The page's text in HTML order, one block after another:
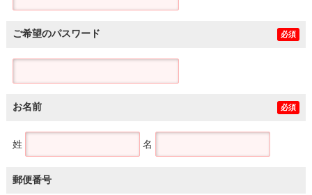
ご希望のパスワード 必須
お名前 必須
姓 名
郵便番号